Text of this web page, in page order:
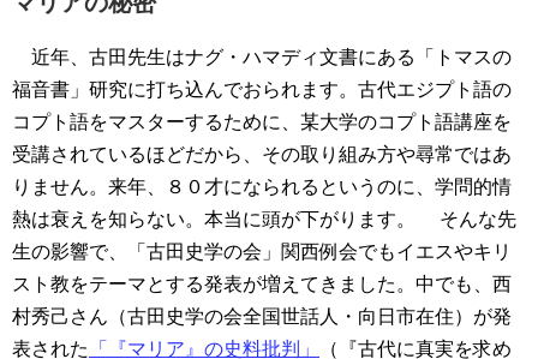
近年、古田先生はナグ・ハマディ文書にある「トマスの
福音書」研究に打ち込んでおられます。古代エジプト語の
コプト語をマスターするために、某大学のコプト語講座を
受講されているほどだから、その取り組み方や尋常ではあ
りません。来年、８０才になられるというのに、学問的情
熱は衰えを知らない。本当に頭が下がります。
そんな先
生の影響で、「古田史学の会」関西例会でもイエスやキリ
スト教をテーマとする発表が増えてきました。中でも、西
村秀己さん（古田史学の会全国世話人・向日市在住）が発
表された
「『マリア』の史料批判」
（『古代に真実を求め